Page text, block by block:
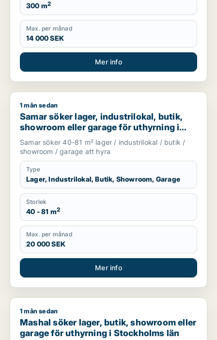
300 m2
Max. per månad
14 000 SEK
Mer info
Samar söker lager, industrilokal, butik, showroom eller
1 mån sedan
Samar söker lager, industrilokal, butik,
showroom eller garage för uthyrning i
Upplands Väsby, Järfälla eller Täby m.fl.
Samar söker 40-81 m² lager / industrilokal / butik /
showroom / garage att hyra
Type
Lager, Industrilokal, Butik, Showroom, Garage
Storlek
40 - 81 m2
Max. per månad
20 000 SEK
Mer info
Mashal söker lager, butik, showroom eller garage för
1 mån sedan
Mashal söker lager, butik, showroom eller
garage för uthyrning i Stockholms län